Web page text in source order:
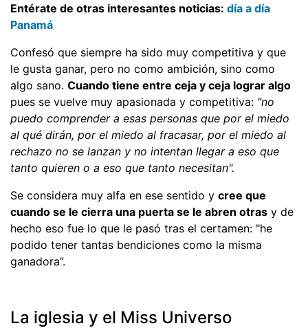
Entérate de otras interesantes noticias: día a día
Panamá
Confesó que siempre ha sido muy competitiva y que
le gusta ganar, pero no como ambición, sino como
algo sano. Cuando tiene entre ceja y ceja lograr algo
pues se vuelve muy apasionada y competitiva: "no
puedo comprender a esas personas que por el miedo
al qué dirán, por el miedo al fracasar, por el miedo al
rechazo no se lanzan y no intentan llegar a eso que
tanto quieren o a eso que tanto necesitan".
Se considera muy alfa en ese sentido y cree que
cuando se le cierra una puerta se le abren otras y de
hecho eso fue lo que le pasó tras el certamen: "he
podido tener tantas bendiciones como la misma
ganadora”.
La iglesia y el Miss Universo